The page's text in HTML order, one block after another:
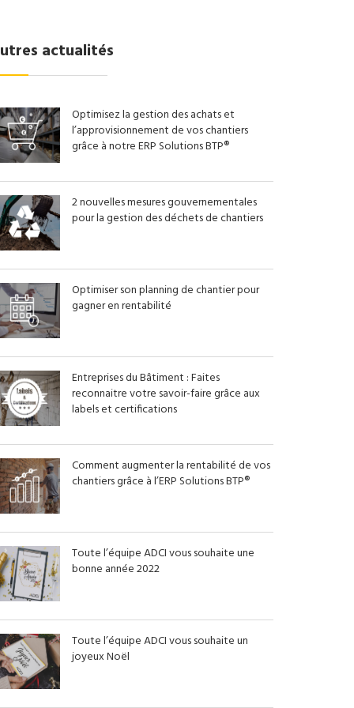
actualités
Optimisez la gestion des achats et
l’approvisionnement de vos chantiers
grâce à notre ERP Solutions BTP®
2 nouvelles mesures gouvernementales
pour la gestion des déchets de chantiers
Optimiser son planning de chantier pour
gagner en rentabilité
Entreprises du Bâtiment : Faites
reconnaitre votre savoir-faire grâce aux
labels et certifications
Comment augmenter la rentabilité de vos
chantiers grâce à l’ERP Solutions BTP®
Toute l’équipe ADCI vous souhaite une
bonne année 2022
Toute l’équipe ADCI vous souhaite un
joyeux Noël